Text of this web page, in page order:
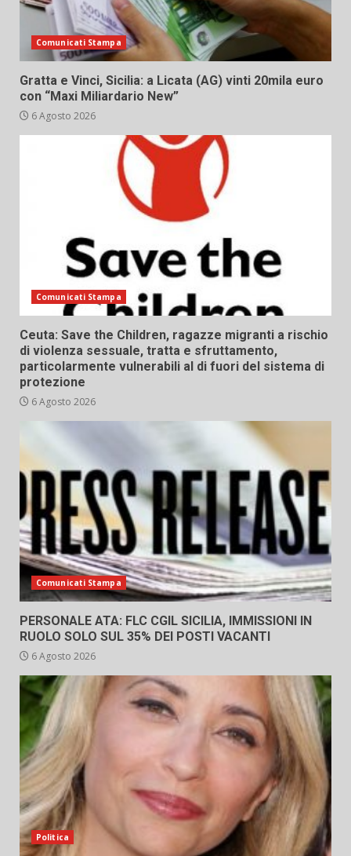
Comunicati Stampa
Gratta e Vinci, Sicilia: a Licata (AG) vinti 20mila euro
con “Maxi Miliardario New”
6 Agosto 2026
Comunicati Stampa
Ceuta: Save the Children, ragazze migranti a rischio
di violenza sessuale, tratta e sfruttamento,
particolarmente vulnerabili al di fuori del sistema di
protezione
6 Agosto 2026
Comunicati Stampa
PERSONALE ATA: FLC CGIL SICILIA, IMMISSIONI IN
RUOLO SOLO SUL 35% DEI POSTI VACANTI
6 Agosto 2026
Politica